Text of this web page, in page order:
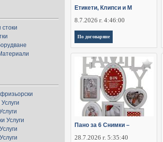
Услуги
Етикети, Клипси и М
8.7.2026 г. 4:46:00
По договаряне
Пано за 6 Снимки –
28.7.2026 г. 5:35:40